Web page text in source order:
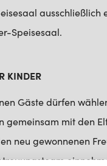
ausschließlich
Speisesaal.
KINDER
Gäste dürfen
gemeinsam mit den
neu gewonnenen